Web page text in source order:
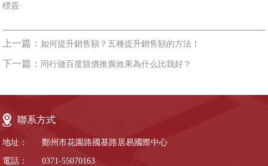
標簽:
上一篇：如何提升銷售額？五種提升銷售額的方法！
下一篇： 同行做百度競價推廣效果為什么比我好？
聯系方式
地址： 鄭州市花園路國基路居易國際中心
電話： 0371-55070163